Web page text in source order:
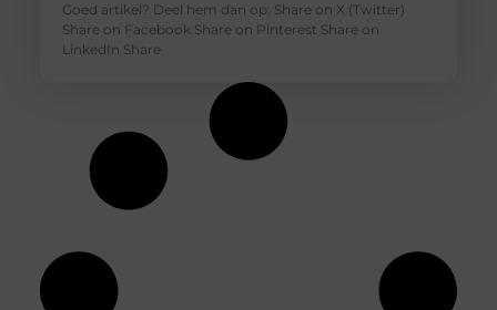
Goed artikel? Deel hem dan op: Share on X (Twitter)
Share on Facebook Share on Pinterest Share on
LinkedIn Share